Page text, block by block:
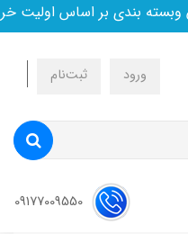
بندی بر اساس اولیت خرید
ورود ثبت‌نام